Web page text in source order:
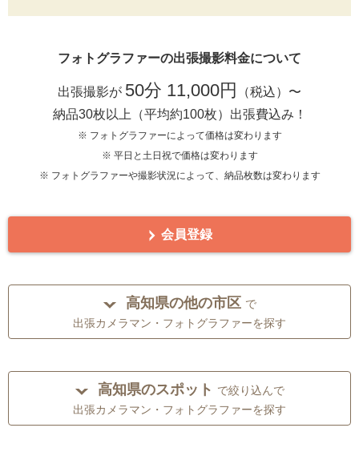
フォトグラファーの出張撮影料金について
出張撮影が 50分 11,000円
（税込）〜
納品30枚以上（平均約100枚）出張費込み！
※ フォトグラファーによって価格は変わります
※ 平日と土日祝で価格は変わります
※ フォトグラファーや撮影状況によって、納品枚数は変わります
会員登録
高知県の他の市区 で
出張カメラマン・フォトグラファーを探す
高知県のスポット で絞り込んで
出張カメラマン・フォトグラファーを探す